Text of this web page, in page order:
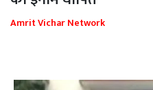
Amrit Vichar Network